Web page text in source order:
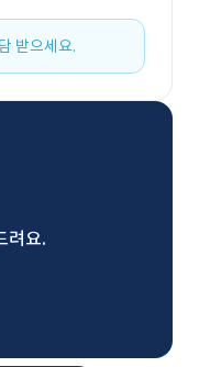
받으세요.
려요.